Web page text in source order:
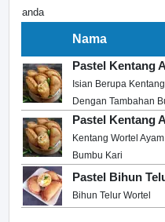
anda
Nama
Pastel Kentang
Isian Berupa
Dengan Tambahan
Pastel Kentang
Kentang Wortel
Bumbu Kari
Pastel Bihun
Bihun Telur Wortel